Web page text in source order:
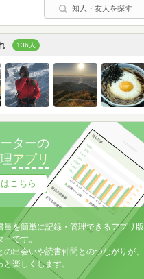
知人・友人を探す
136人
ターの
アプリ
こちら
量を簡単に記録・管理できるアプリ版
です。
の出会いや読書仲間とのつながりが、
と楽しくします。